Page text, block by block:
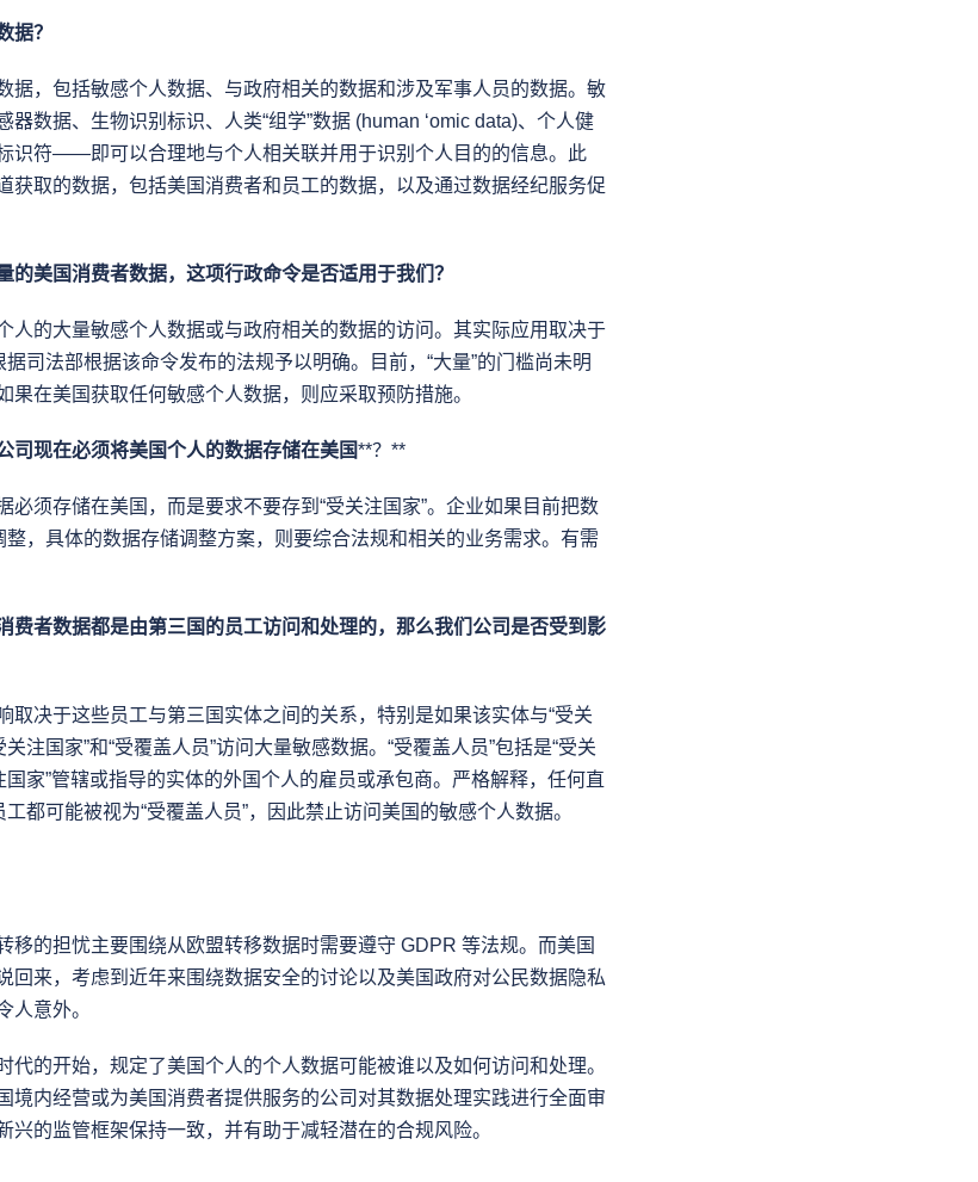
据？
据，包括敏感个人数据、与政府相关的数据和涉及军事人员的数据。敏
数据、生物识别标识、人类“组学”数据 (human ‘omic data)、个人健
识符——即可以合理地与个人相关联并用于识别个人目的的信息。此
获取的数据，包括美国消费者和员工的数据，以及通过数据经纪服务促
的美国消费者数据，这项行政命令是否适用于我们？
人的大量敏感个人数据或与政府相关的数据的访问。其实际应用取决于
据司法部根据该命令发布的法规予以明确。目前，“大量”的门槛尚未明
果在美国获取任何敏感个人数据，则应采取预防措施。
司现在必须将美国个人的数据存储在美国**？**
必须存储在美国，而是要求不要存到“受关注国家”。企业如果目前把数
整，具体的数据存储调整方案，则要综合法规和相关的业务需求。有需
费者数据都是由第三国的员工访问和处理的，那么我们公司是否受到影
取决于这些员工与第三国实体之间的关系，特别是如果该实体与“受关
注国家”和“受覆盖人员”访问大量敏感数据。“受覆盖人员”包括是“受关
国家”管辖或指导的实体的外国个人的雇员或承包商。严格解释，任何直
都可能被视为“受覆盖人员”，因此禁止访问美国的敏感个人数据。
移的担忧主要围绕从欧盟转移数据时需要遵守 GDPR 等法规。而美国
回来，考虑到近年来围绕数据安全的讨论以及美国政府对公民数据隐私
人意外。
代的开始，规定了美国个人的个人数据可能被谁以及如何访问和处理。
境内经营或为美国消费者提供服务的公司对其数据处理实践进行全面审
兴的监管框架保持一致，并有助于减轻潜在的合规风险。